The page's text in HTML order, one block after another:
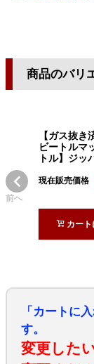
商品のバリ
前へ
【ガス抜き
ビートルマ
トル】ジッ
現在販売価格
カート
「カートに
す。
変更した